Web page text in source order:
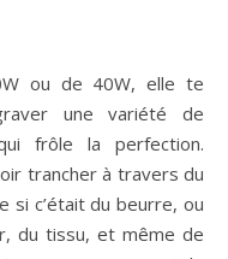
ou de 40W, elle te
une variété de
frôle la perfection.
trancher à travers du
si c’était du beurre, ou
du tissu, et même de